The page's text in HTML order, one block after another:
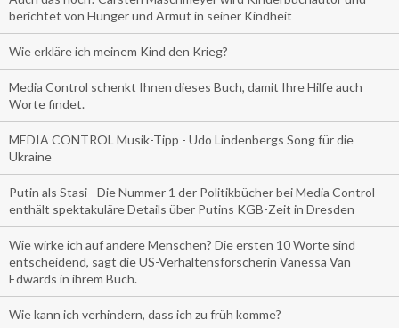
berichtet von Hunger und Armut in seiner Kindheit
Wie erkläre ich meinem Kind den Krieg?
Media Control schenkt Ihnen dieses Buch, damit Ihre Hilfe auch
Worte findet.
MEDIA CONTROL Musik-Tipp - Udo Lindenbergs Song für die
Ukraine
Putin als Stasi - Die Nummer 1 der Politikbücher bei Media Control
enthält spektakuläre Details über Putins KGB-Zeit in Dresden
Wie wirke ich auf andere Menschen? Die ersten 10 Worte sind
entscheidend, sagt die US-Verhaltensforscherin Vanessa Van
Edwards in ihrem Buch.
Wie kann ich verhindern, dass ich zu früh komme?